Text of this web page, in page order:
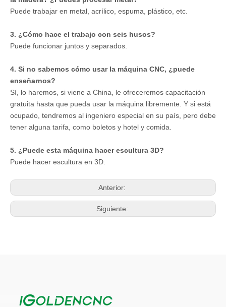
PREGUNTAS MÁS FRECUENTES:
1. ¿Cuál es la ventaja de la máquina de carpintería CNC?
Puede ahorrar tiempo, porque 6 husos pueden funcionar al
mismo tiempo mejorar la eficiencia.
la madera? ¿Puedes procesar metal?
Puede trabajar en metal, acrílico, espuma, plástico, etc.
3. ¿Cómo hace el trabajo con seis husos?
Puede funcionar juntos y separados.
5. ¿Puede esta máquina hacer escultura 3D?